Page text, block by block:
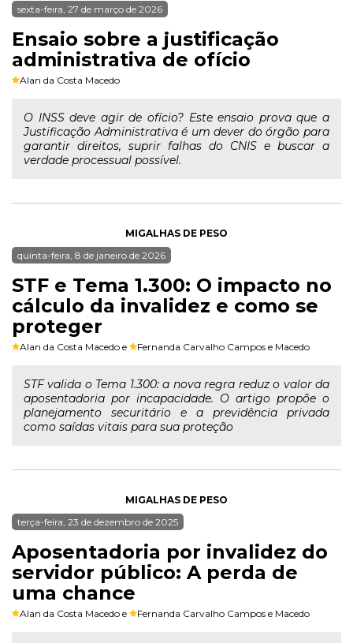
sexta-feira, 27 de março de 2026
Ensaio sobre a justificação
administrativa de ofício
Alan da Costa Macedo
O INSS deve agir de ofício? Este ensaio prova que a
Justificação Administrativa é um dever do órgão para
garantir direitos, suprir falhas do CNIS e buscar a
verdade processual possível.
MIGALHAS DE PESO
quinta-feira, 8 de janeiro de 2026
STF e Tema 1.300: O impacto no
cálculo da invalidez e como se
proteger
Alan da Costa Macedo e Fernanda Carvalho Campos e Macedo
STF valida o Tema 1.300: a nova regra reduz o valor da
aposentadoria por incapacidade. O artigo propõe o
planejamento securitário e a previdência privada
como saídas vitais para sua proteção
MIGALHAS DE PESO
terça-feira, 23 de dezembro de 2025
Aposentadoria por invalidez do
servidor público: A perda de
uma chance
Alan da Costa Macedo e Fernanda Carvalho Campos e Macedo